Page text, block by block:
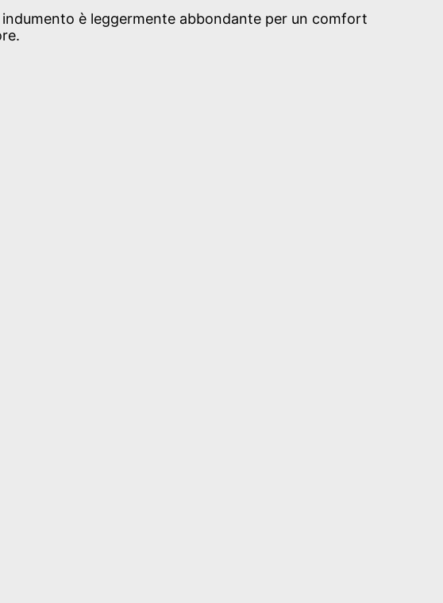
è leggermente abbondante per un comfort